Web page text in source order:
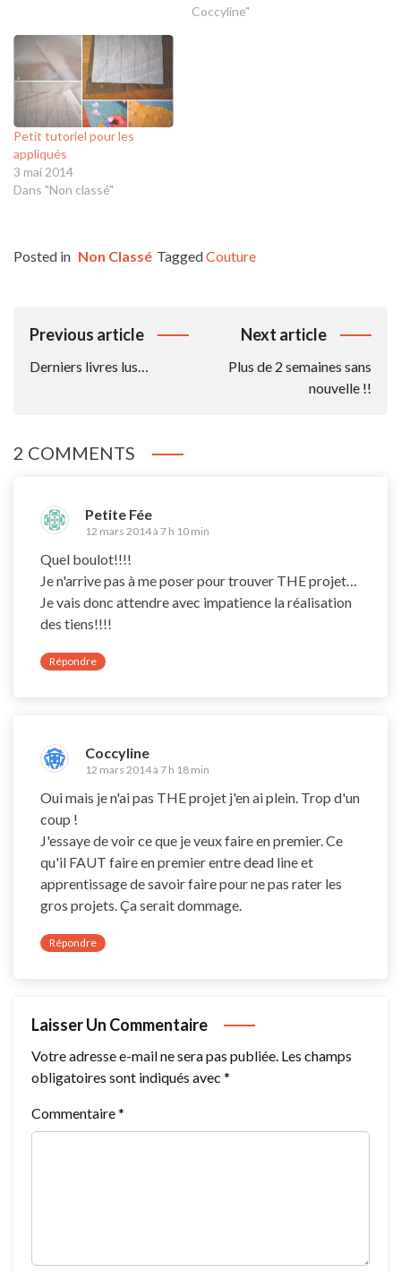
Coccyline"
Petit tutoriel pour les
appliqués
3 mai 2014
Dans "Non classé"
Posted in Non Classé TaggedCouture
Navigation
L’article
Previous article
Derniers livres lus…
Next article
Plus de 2 semaines sans
nouvelle !!
2 COMMENTS
Petite Fée
12 mars 2014 à 7 h 10 min
Quel boulot!!!!
Je n'arrive pas à me poser pour trouver THE projet…
Je vais donc attendre avec impatience la réalisation
des tiens!!!!
Répondre
Coccyline
12 mars 2014 à 7 h 18 min
Oui mais je n'ai pas THE projet j'en ai plein. Trop d'un
coup !
J'essaye de voir ce que je veux faire en premier. Ce
qu'il FAUT faire en premier entre dead line et
apprentissage de savoir faire pour ne pas rater les
gros projets. Ça serait dommage.
Répondre
Laisser Un Commentaire
Votre adresse e-mail ne sera pas publiée. Les champs
obligatoires sont indiqués avec *
Commentaire*